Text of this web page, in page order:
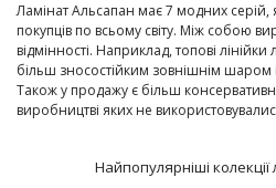
Ламінат Альсапан має 7 модних серій,
покупців по всьому світу. Між собою
відмінності. Наприклад, топові
більш зносостійким зовнішнім
Також у продажу є більш
виробництві яких не
Найпопулярніші